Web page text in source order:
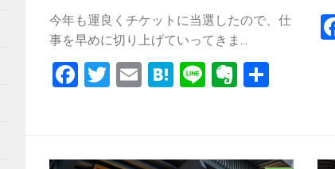
今年も運良くチケットに当選したので、仕
事を早めに切り上げていってきま...
Facebook
Twitter
EmailHatena
LineEvernote